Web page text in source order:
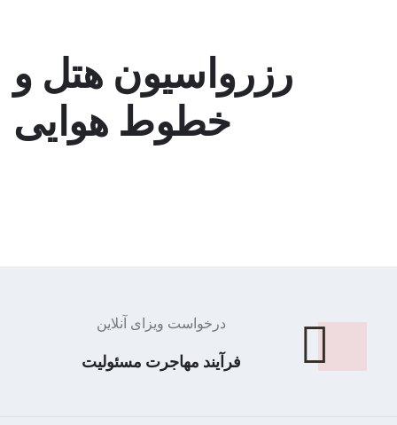
رزرواسیون هتل و
خطوط هوایی
درخواست ویزای آنلاین
فرآیند مهاجرت مسئولیت